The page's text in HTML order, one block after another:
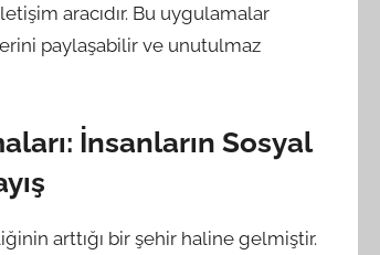
aracıdır. Bu uygulamalar
paylaşabilir ve unutulmaz
İnsanların Sosyal
arttığı bir şehir haline gelmiştir.